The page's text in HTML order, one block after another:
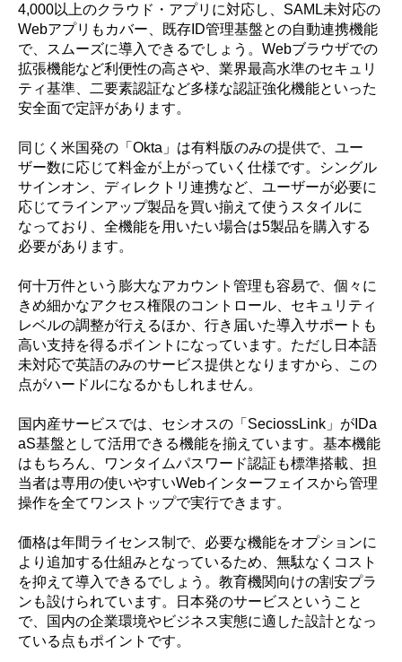
4,000以上のクラウド・アプリに対応し、SAML未対応の
Webアプリもカバー、既存ID管理基盤との自動連携機能
で、スムーズに導入できるでしょう。Webブラウザでの
拡張機能など利便性の高さや、業界最高水準のセキュリ
ティ基準、二要素認証など多様な認証強化機能といった
安全面で定評があります。
同じく米国発の「Okta」は有料版のみの提供で、ユー
ザー数に応じて料金が上がっていく仕様です。シングル
サインオン、ディレクトリ連携など、ユーザーが必要に
応じてラインアップ製品を買い揃えて使うスタイルに
なっており、全機能を用いたい場合は5製品を購入する
必要があります。
何十万件という膨大なアカウント管理も容易で、個々に
きめ細かなアクセス権限のコントロール、セキュリティ
レベルの調整が行えるほか、行き届いた導入サポートも
高い支持を得るポイントになっています。ただし日本語
未対応で英語のみのサービス提供となりますから、この
点がハードルになるかもしれません。
国内産サービスでは、セシオスの「SeciossLink」がIDa
aS基盤として活用できる機能を揃えています。基本機能
はもちろん、ワンタイムパスワード認証も標準搭載、担
当者は専用の使いやすいWebインターフェイスから管理
操作を全てワンストップで実行できます。
価格は年間ライセンス制で、必要な機能をオプションに
より追加する仕組みとなっているため、無駄なくコスト
を抑えて導入できるでしょう。教育機関向けの割安プラ
ンも設けられています。日本発のサービスということ
で、国内の企業環境やビジネス実態に適した設計となっ
ている点もポイントです。